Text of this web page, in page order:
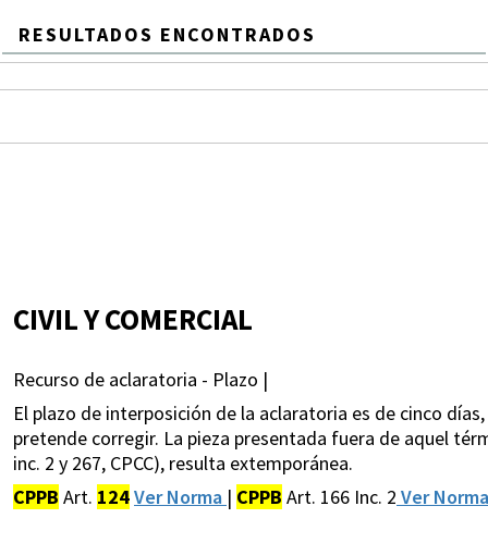
RESULTADOS ENCONTRADOS
CIVIL Y COMERCIAL
Recurso de aclaratoria - Plazo |
El plazo de interposición de la aclaratoria es de cinco
pretende corregir. La pieza presentada fuera de aquel
inc. 2 y 267, CPCC), resulta extemporánea.
CPPB Art. 124Ver Norma | CPPB Art. 166 Inc. 2 Ver